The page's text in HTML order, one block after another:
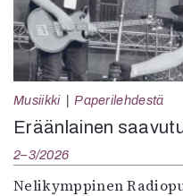
Musiikki Paperilehdestä
Eräänlainen
2–3/2026
Nelikymppinen